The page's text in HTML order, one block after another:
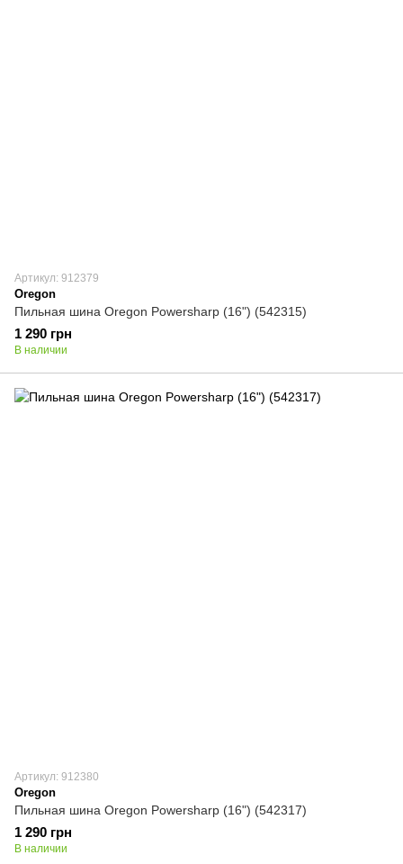
Артикул: 912379
Oregon
Пильная шина Oregon Powersharp (16") (542315)
1 290 грн
В наличии
Артикул: 912380
Oregon
Пильная шина Oregon Powersharp (16") (542317)
1 290 грн
В наличии